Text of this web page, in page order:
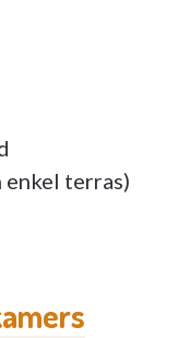
enkel terras)